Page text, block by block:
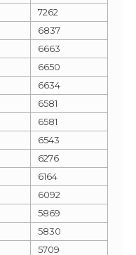
7262
6837
6663
6650
6634
6581
6581
6543
6276
6164
6092
5869
5830
5709